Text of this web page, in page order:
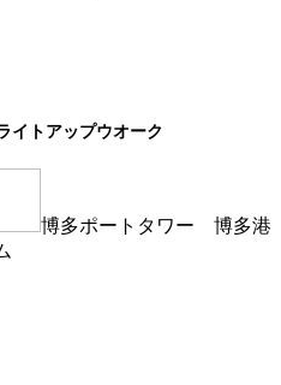
イトアップウオーク
博多ポートタワー 博多港